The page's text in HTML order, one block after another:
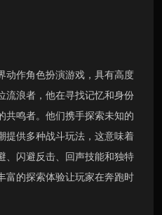
动作角色扮演游戏，具有高度
流浪者，他在寻找记忆和身份
共鸣者。他们携手探索未知的
提供多种战斗玩法，这意味着
、闪避反击、回声技能和独特
富的探索体验让玩家在奔跑时